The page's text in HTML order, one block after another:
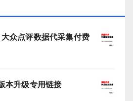
众点评数据代采集付费
本升级专用链接